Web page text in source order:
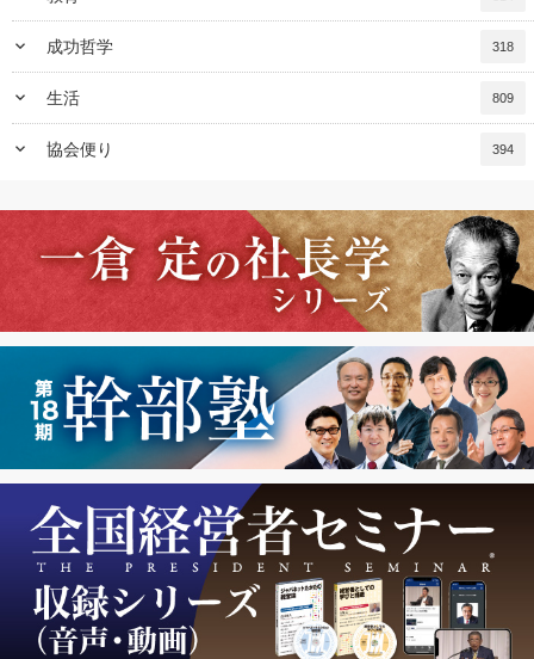
keyboard_arrow_down 成功哲学 318
keyboard_arrow_down 生活 809
keyboard_arrow_down 協会便り 394